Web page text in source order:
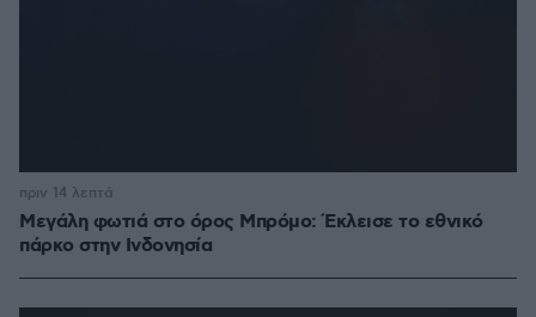
Μεγάλη φωτιά στο όρος Μπρόμο: Έκλεισε το εθνικό
πάρκο στην Ινδονησία
πριν 14 λεπτά